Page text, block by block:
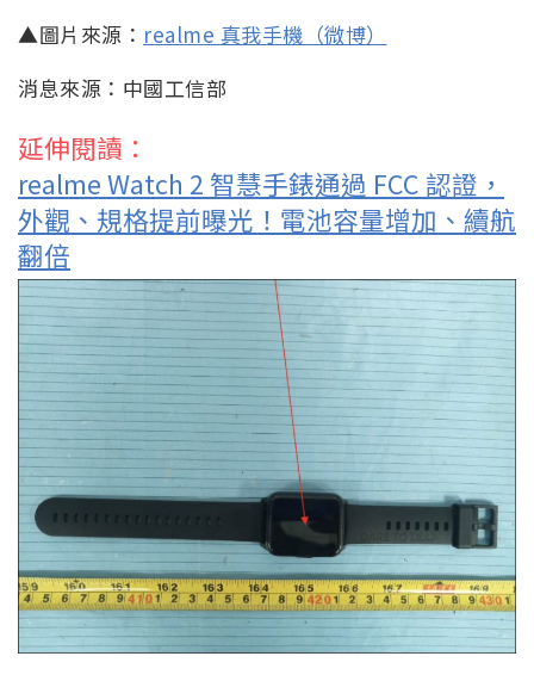
▲圖片來源： realme 真我手機（微博）
消息來源：中國工信部
延伸閱讀：
realme Watch 2 智慧手錶通過 FCC 認證，
外觀、規格提前曝光！電池容量增加、續航
翻倍